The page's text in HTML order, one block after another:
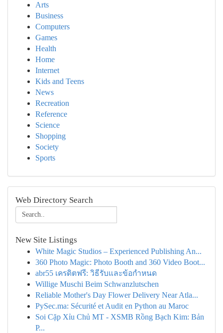
Arts
Business
Computers
Games
Health
Home
Internet
Kids and Teens
News
Recreation
Reference
Science
Shopping
Society
Sports
Web Directory Search
New Site Listings
White Magic Studios – Experienced Publishing An...
360 Photo Magic: Photo Booth and 360 Video Boot...
abr55 เครดิตฟรี: วิธีรับและข้อกำหนด
Willige Muschi Beim Schwanzlutschen
Reliable Mother's Day Flower Delivery Near Atla...
PySec.ma: Sécurité et Audit en Python au Maroc
Soi Cặp Xỉu Chủ MT - XSMB Rồng Bạch Kim: Bản
P...